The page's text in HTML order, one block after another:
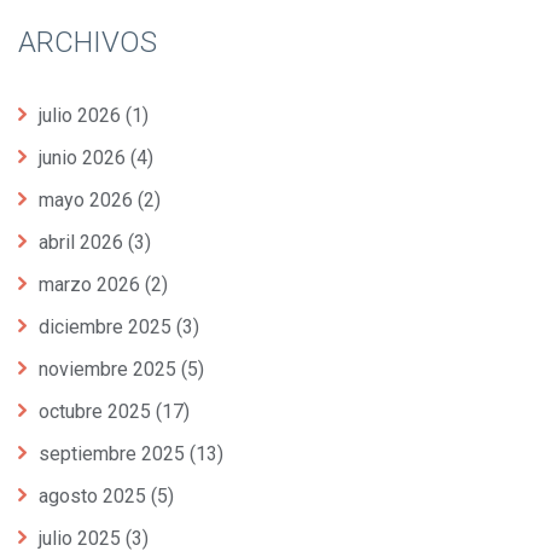
ARCHIVOS
julio 2026 (1)
junio 2026 (4)
mayo 2026 (2)
abril 2026 (3)
marzo 2026 (2)
diciembre 2025 (3)
noviembre 2025 (5)
octubre 2025 (17)
septiembre 2025 (13)
agosto 2025 (5)
julio 2025 (3)